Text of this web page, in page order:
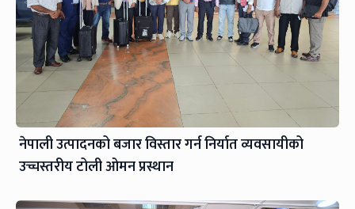
नेपाली उत्पादनको बजार विस्तार गर्न निर्यात व्यवसायीको
उच्चस्तरीय टोली ओमन प्रस्थान